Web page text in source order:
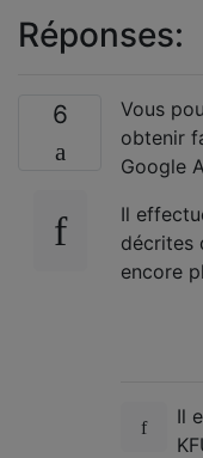
Réponses:
6 Vous
obtenir
Google
Il
décrites
encore
Il